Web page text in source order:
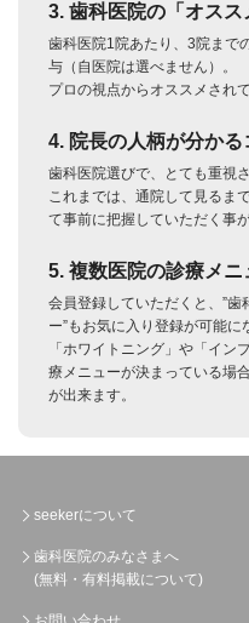
3. 歯科医院の「オス
歯科医院1院あたり、3院まで
与（自医院は選べません）。
プロの視点からオススメされ
4. 院長の人柄が分か
歯科医院選びで、とても重視
これまでは、通院して見るま
て事前に把握していただく事
5. 複数医院の診療メ
会員登録していただくと、”歯
ー”もお気に入り登録が可能に
「ホワイトニング」や「イン
療メニューが決まっている場
が出来ます。
seekerについて
歯科医院のみなさまへ
(無料・有料掲載について)